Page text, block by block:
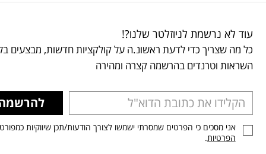
עוד לא נרשמת לניוזלטר שלנו?!
כל מה שצריך כדי לדעת ראשונ.ה על קולקציות חדשות, מבצעים
השראות וטרנדים בהרשמה קצרה ומהירה
אני מסכים כי הפרטים שמסרתי ישמשו לצורך הודעות/תכן שיווקיות
הפרטיות.